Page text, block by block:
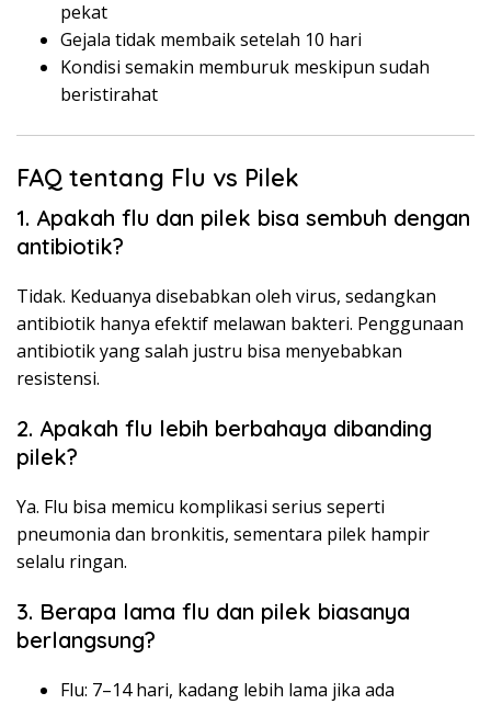
pekat
Gejala tidak membaik setelah 10 hari
Kondisi semakin memburuk meskipun sudah
beristirahat
FAQ tentang Flu vs Pilek
1. Apakah flu dan pilek bisa sembuh dengan
antibiotik?
Tidak. Keduanya disebabkan oleh virus, sedangkan
antibiotik hanya efektif melawan bakteri. Penggunaan
antibiotik yang salah justru bisa menyebabkan
resistensi.
2. Apakah flu lebih berbahaya dibanding
pilek?
Ya. Flu bisa memicu komplikasi serius seperti
pneumonia dan bronkitis, sementara pilek hampir
selalu ringan.
3. Berapa lama flu dan pilek biasanya
berlangsung?
Flu: 7–14 hari, kadang lebih lama jika ada